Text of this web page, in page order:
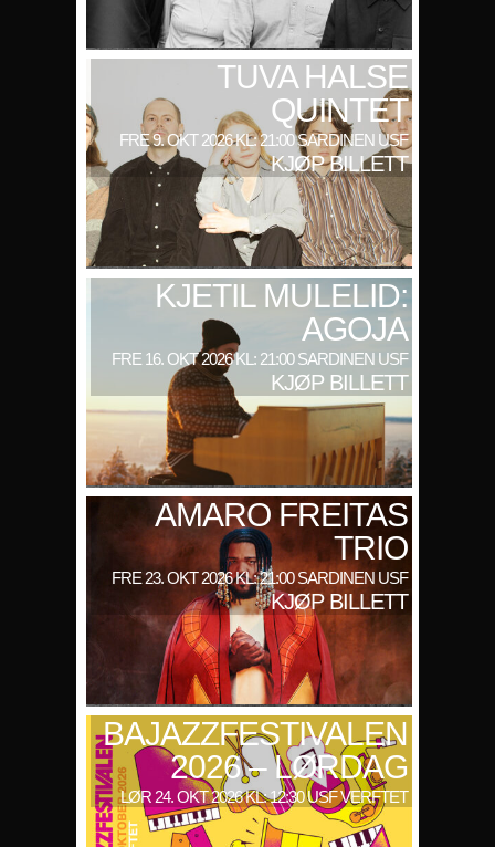
TUVA HALSE
QUINTET
FRE 9. OKT 2026 KL: 21:00 SARDINEN USF
KJØP BILLETT
KJETIL MULELID:
AGOJA
FRE 16. OKT 2026 KL: 21:00 SARDINEN USF
KJØP BILLETT
AMARO FREITAS
TRIO
FRE 23. OKT 2026 KL: 21:00 SARDINEN USF
KJØP BILLETT
BAJAZZFESTIVALEN
2026 – LØRDAG
LØR 24. OKT 2026 KL: 12:30 USF VERFTET